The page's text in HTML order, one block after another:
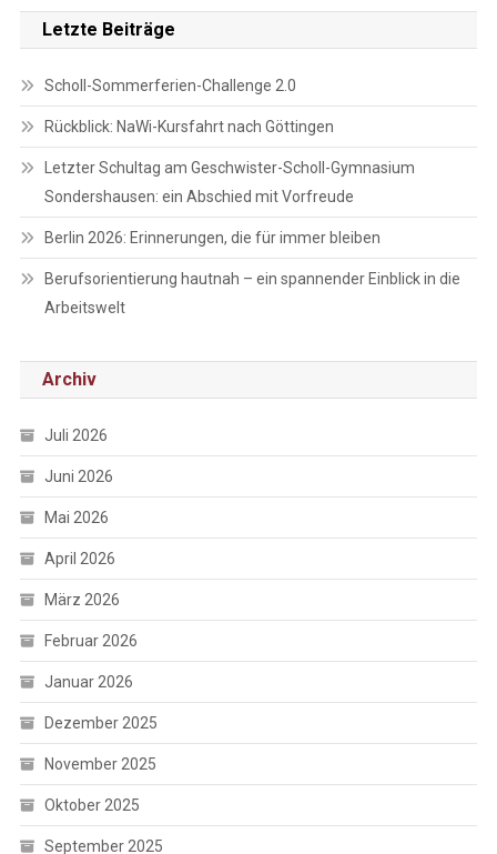
Letzte Beiträge
Scholl-Sommerferien-Challenge 2.0
Rückblick: NaWi-Kursfahrt nach Göttingen
Letzter Schultag am Geschwister-Scholl-Gymnasium
Sondershausen: ein Abschied mit Vorfreude
Berlin 2026: Erinnerungen, die für immer bleiben
Berufsorientierung hautnah – ein spannender Einblick in die
Arbeitswelt
Archiv
Juli 2026
Juni 2026
Mai 2026
April 2026
März 2026
Februar 2026
Januar 2026
Dezember 2025
November 2025
Oktober 2025
September 2025